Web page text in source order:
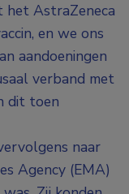
het AstraZeneca
en we ons
aandoeningen
verband met
dit toen
naar
Agency (EMA)